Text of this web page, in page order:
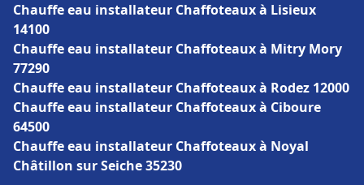
Chauffe eau installateur Chaffoteaux à Lisieux
14100
Chauffe eau installateur Chaffoteaux à Mitry Mory
77290
Chauffe eau installateur Chaffoteaux à Rodez 12000
Chauffe eau installateur Chaffoteaux à Ciboure
64500
Chauffe eau installateur Chaffoteaux à Noyal
Châtillon sur Seiche 35230